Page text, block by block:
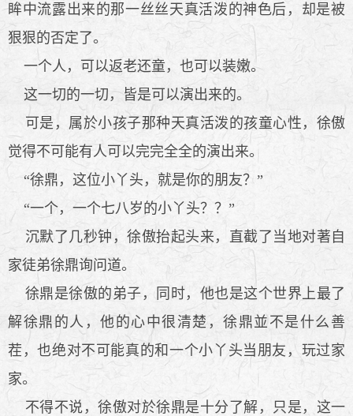
眸中流露出来的那一丝丝天真活泼的神色后，却是被
狠狠的否定了。
一个人，可以返老还童，也可以装嫩。
这一切的一切，皆是可以演出来的。
可是，属於小孩子那种天真活泼的孩童心性，徐傲
觉得不可能有人可以完完全全的演出来。
“徐鼎，这位小丫头，就是你的朋友？”
“一个，一个七八岁的小丫头？？”
沉默了几秒钟，徐傲抬起头来，直截了当地对著自
家徒弟徐鼎询问道。
徐鼎是徐傲的弟子，同时，他也是这个世界上最了
解徐鼎的人，他的心中很清楚，徐鼎並不是什么善
茬，也绝对不可能真的和一个小丫头当朋友，玩过家
家。
不得不说，徐傲对於徐鼎是十分了解，只是，这一